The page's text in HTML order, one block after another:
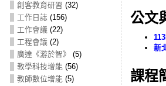
創客教育研習 (32)
工作日誌 (156)
工作會議 (22)
工程會議 (2)
廣達《游於智》
(5)
教學科技增能(56)
教師數位增能(5)
公文
新
課程